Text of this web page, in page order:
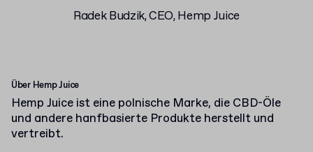
Radek Budzik, CEO, Hemp Juice
Über Hemp Juice
Hemp Juice ist eine polnische Marke, die CBD-Öle
und andere hanfbasierte Produkte herstellt und
vertreibt.